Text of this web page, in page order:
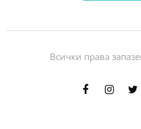
Всички права